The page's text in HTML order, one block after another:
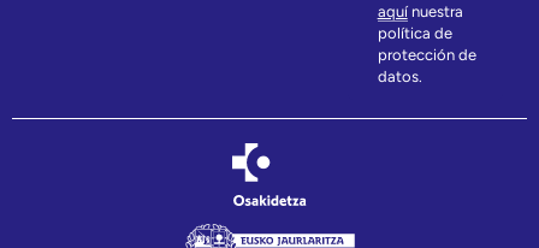
aquínuestra
política de
protección de
datos.